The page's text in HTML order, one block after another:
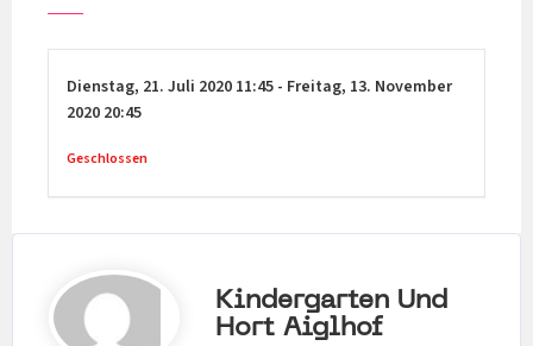
Dienstag, 21. Juli 2020 11:45 - Freitag, 13. November
2020 20:45
Geschlossen
Kindergarten Und
Hort Aiglhof